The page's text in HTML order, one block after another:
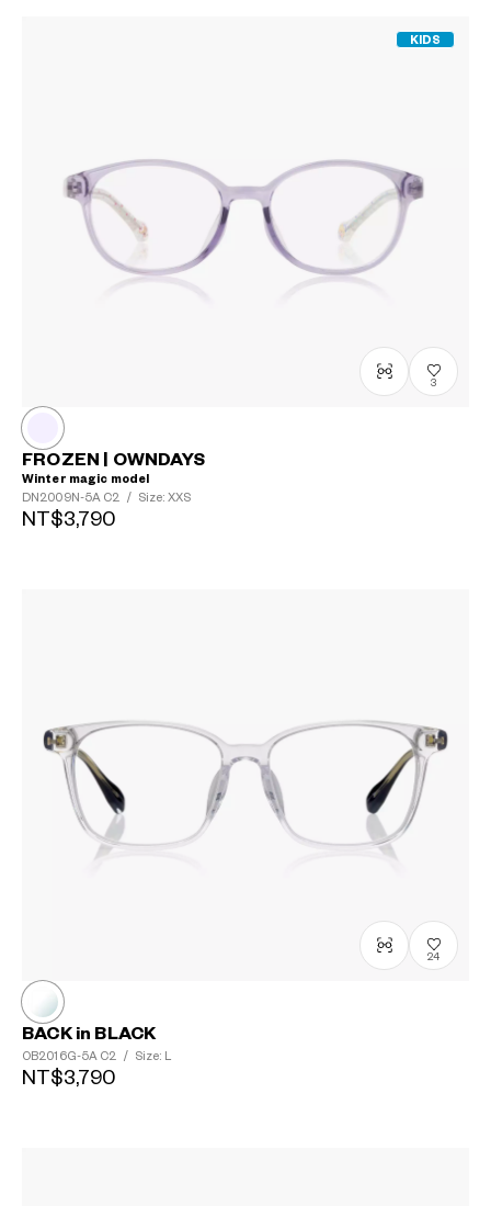
KIDS
3
FROZEN | OWNDAYS
Winter magic model
DN2009N-5A C2 / Size: XXS
NT$3,790
24
BACK in BLACK
OB2016G-5A C2 / Size: L
NT$3,790